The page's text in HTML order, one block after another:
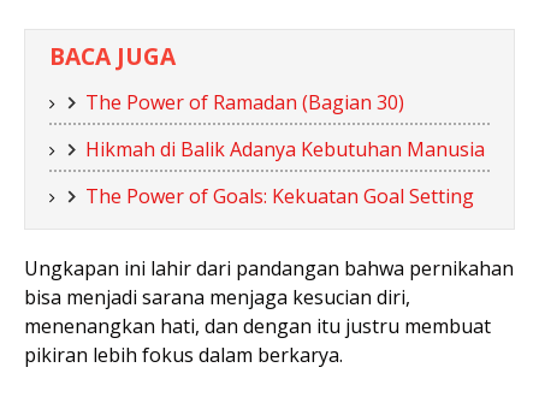
BACA JUGA
The Power of Ramadan (Bagian 30)
Hikmah di Balik Adanya Kebutuhan Manusia
The Power of Goals: Kekuatan Goal Setting
Ungkapan ini lahir dari pandangan bahwa pernikahan
bisa menjadi sarana menjaga kesucian diri,
menenangkan hati, dan dengan itu justru membuat
pikiran lebih fokus dalam berkarya.